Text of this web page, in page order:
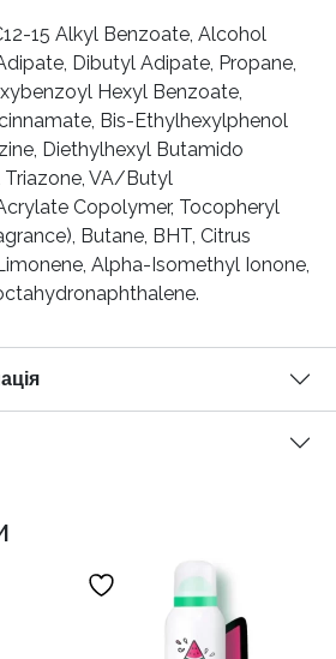
15 Alkyl Benzoate, Alcohol
Dibutyl Adipate, Propane,
Hexyl Benzoate,
Bis-Ethylhexylphenol
Diethylhexyl Butamido
Triazone, VA/Butyl
Copolymer, Tocopheryl
Butane, BHT, Citrus
Alpha-Isomethyl Ionone,